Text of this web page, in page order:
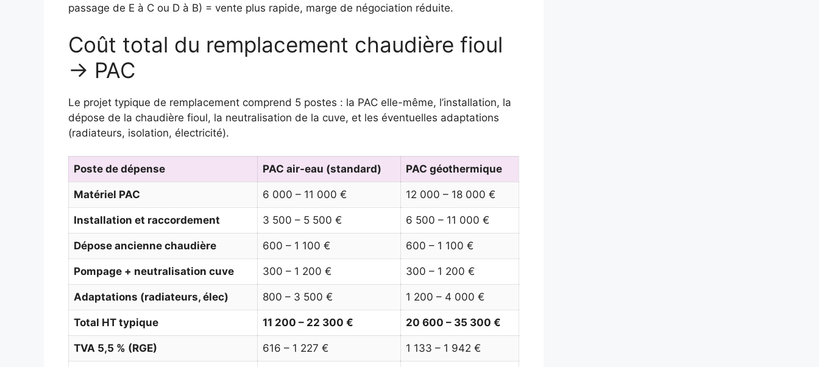
passage de E à C ou D à B) = vente plus rapide, marge de négociation réduite.
Coût total du remplacement chaudière fioul
→ PAC
Le projet typique de remplacement comprend 5 postes : la PAC elle-même, l’installation, la
dépose de la chaudière fioul, la neutralisation de la cuve, et les éventuelles adaptations
(radiateurs, isolation, électricité).
Poste de dépense PAC air-eau (standard) PAC géothermique
Matériel PAC 6 000 – 11 000 € 12 000 – 18 000 €
Installation et raccordement 3 500 – 5 500 € 6 500 – 11 000 €
Dépose ancienne chaudière 600 – 1 100 € 600 – 1 100 €
Pompage + neutralisation cuve 300 – 1 200 € 300 – 1 200 €
Adaptations (radiateurs, élec) 800 – 3 500 € 1 200 – 4 000 €
Total HT typique 11 200 – 22 300 € 20 600 – 35 300 €
TVA 5,5 % (RGE) 616 – 1 227 € 1 133 – 1 942 €